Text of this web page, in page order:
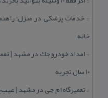
:: خدمات پزشكی در منزل؛
خانه
::
۱۰ سال تجربه
::